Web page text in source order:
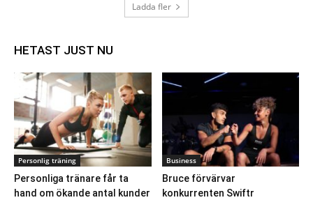
Ladda fler
HETAST JUST NU
Personlig träning
Personliga tränare får ta
hand om ökande antal kunder
Business
Bruce förvärvar
konkurrenten Swiftr